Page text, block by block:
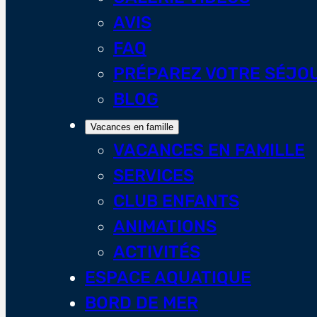
AVIS
FAQ
PRÉPAREZ VOTRE
BLOG
Vacances en famille
VACANCES EN FAMILLE
SERVICES
CLUB ENFANTS
ANIMATIONS
ACTIVITÉS
ESPACE AQUATIQUE
BORD DE MER